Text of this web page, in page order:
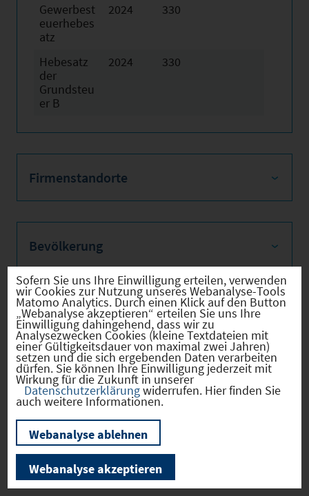
Gewerbest
euerhebes
atz
2024 330
Hebesatz
der
Grundsteu
er B
2024 330
Firmenstandorte
Bevölkerung
Sozialvers. Beschäftigte
Verkehrsinfrastruktur
Kommunale Infrastruktur
Sofern Sie uns Ihre Einwilligung erteilen, verwenden
wir Cookies zur Nutzung unseres Webanalyse-Tools
Matomo Analytics. Durch einen Klick auf den Button
„Webanalyse akzeptieren“ erteilen Sie uns Ihre
Einwilligung dahingehend, dass wir zu
Analysezwecken Cookies (kleine Textdateien mit
einer Gültigkeitsdauer von maximal zwei Jahren)
setzen und die sich ergebenden Daten verarbeiten
dürfen. Sie können Ihre Einwilligung jederzeit mit
Wirkung für die Zukunft in unserer
Datenschutzerklärungwiderrufen. Hier finden Sie
auch weitere Informationen.
Webanalyse ablehnen
Webanalyse akzeptieren